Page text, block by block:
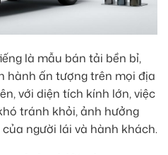
là mẫu bán tải bền bỉ,
hành ấn tượng trên mọi địa
với diện tích kính lớn, việc
tránh khỏi, ảnh hưởng
người lái và hành khách.